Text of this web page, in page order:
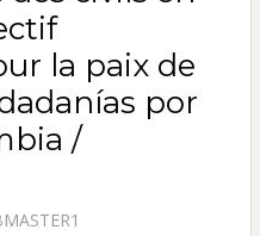
la paix de
por
/